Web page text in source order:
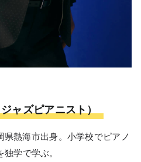
ャズピアニスト）
熱海市出身。小学校でピアノ
学で学ぶ。